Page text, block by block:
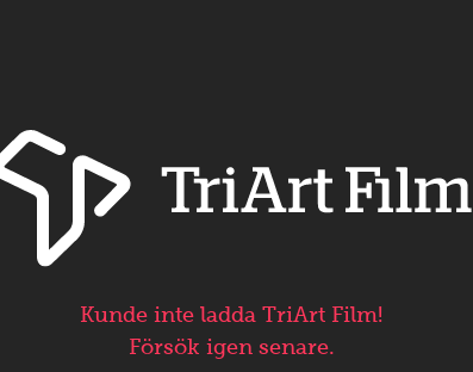
Kunde inte ladda TriArt Film!
Försök igen senare.